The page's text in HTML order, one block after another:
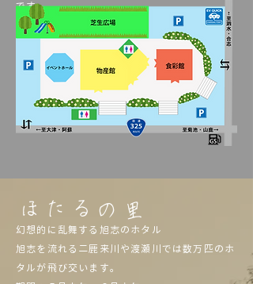
です。
また、熊本市内から車で約５０分、国道３２５
号線沿いにある「道の駅旭志」です。
ほたるの里
幻想的に乱舞する旭志のホタル
旭志を流れる二鹿来川や渡瀬川では数万匹のホ
タルが飛び交います。